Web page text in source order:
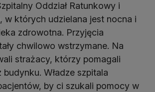
Oddział Ratunkowy i
w których udzielana jest nocna i
zdrowotna. Przyjęcia
chwilowo wstrzymane. Na
strażacy, którzy pomagali
Władze szpitala
by ci szukali pomocy w